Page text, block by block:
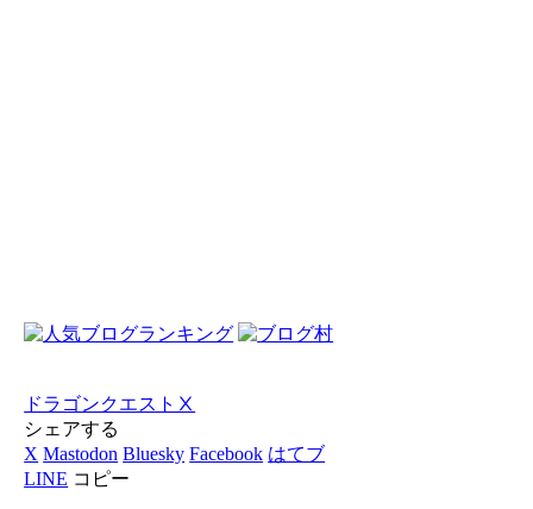
ドラゴンクエストⅩ
シェアする
X Mastodon Bluesky Facebook はてブ
LINE コピー